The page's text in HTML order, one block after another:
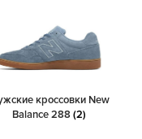
кроссовки New
Balance 288(2)